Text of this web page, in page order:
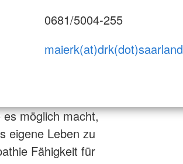
0681/5004-255
maierk(at)drk(dot)saarland
möglich macht,
eigene Leben zu
Fähigkeit für